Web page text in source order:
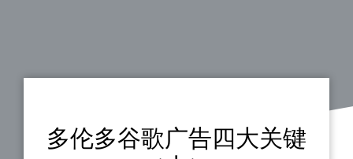
多伦多谷歌广告四大关键